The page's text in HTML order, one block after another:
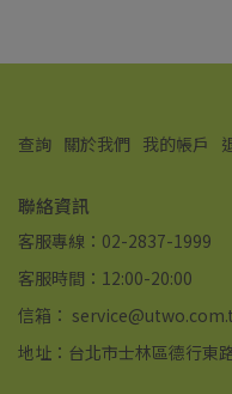
查詢 關於我們 我的帳戶
聯絡資訊
客服專線：02-2837-1999
客服時間：12:00-20:00
信箱：
地址：台北市士林區德行東